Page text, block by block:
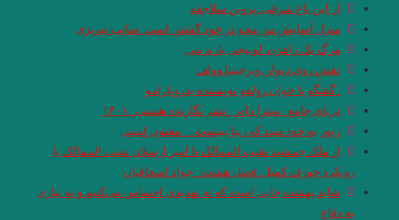
از این باغ شرقی. پروین سلاجقه
منزل آسایش من محو در خود گشتن است. صائب تبریزی
مرگ یک راهزن. لوییجی بارتزینی.
نقش روی دیوار .ویرجینیا وولف
. گفتگو با خوان رولفو نویسنده پدروپارامو
دریای جامع . میترا داور . نشر نگارنده هستی . ۱۴۰۱
زیور به خود مبند که زیبا ببینمت… مفتون امینی
از ملک جمشید نقیب الممالک تا امیر ارسلان نقیب الممالک با
رویکرد جوزف کمبل. فصل هشت . جواد اسحاقیان
شاید بهشت جایی است که نه تهدیدی احساس می‌کنیم و نه نیازی
به دفاع